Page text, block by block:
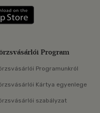
Szerezd meg: Google
Program
Programunkról
Kártya egyenlege
szabályzat